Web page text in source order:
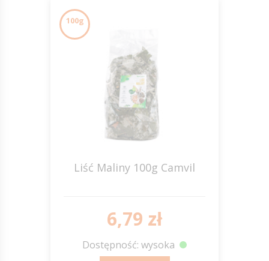
100g
Liść Maliny 100g Camvil
6,79 zł
Dostępność: wysoka